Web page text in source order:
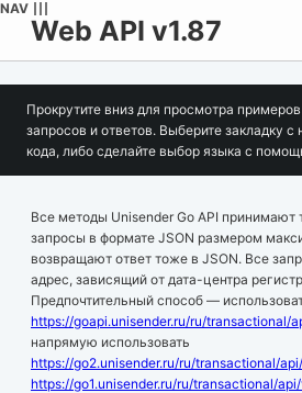
NAV
Web API v1.87
Прокрутите вниз для просмотра
запросов и ответов. Выберите закладку
кода, либо сделайте выбор языка с
Все методы Unisender Go API принимают
запросы в формате JSON размером
возвращают ответ тоже в JSON. Все
адрес, зависящий от дата-центра
Предпочтительный способ —
https://goapi.unisender.ru/ru/transactional/
напрямую использовать
https://go2.unisender.ru/ru/transactional/
https://go1.unisender.ru/ru/transactional/api/